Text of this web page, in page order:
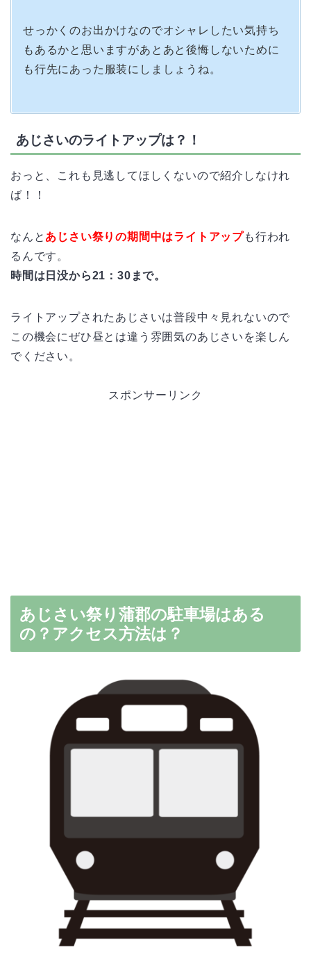
せっかくのお出かけなのでオシャレしたい気持ち
もあるかと思いますがあとあと後悔しないために
も行先にあった服装にしましょうね。
あじさいのライトアップは？！
おっと、これも見逃してほしくないので紹介しなけれ
ば！！
なんと あじさい祭りの期間中はライトアップも行われ
るんです。
時間は日没から21：30まで。
ライトアップされたあじさいは普段中々見れないので
この機会にぜひ昼とは違う雰囲気のあじさいを楽しん
でください。
スポンサーリンク
あじさい祭り蒲郡の駐車場はある
の？アクセス方法は？